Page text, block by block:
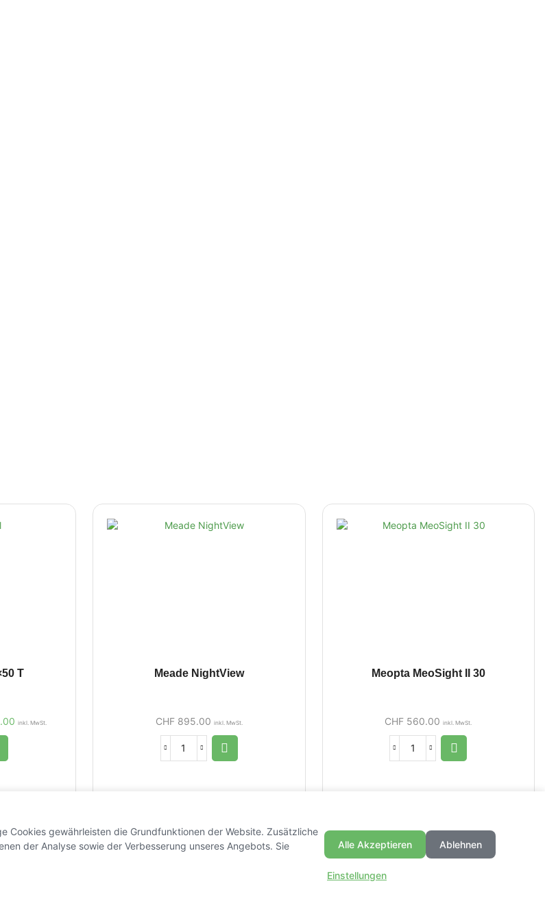
T
inkl. MwSt.
Meade NightView
CHF895.00 inkl. MwSt.
Meopta MeoSight II 30
CHF 560.00 inkl. MwSt.
Cookies gewährleisten die Grundfunktionen der Website. Zusätzliche
der Analyse sowie der Verbesserung unseres Angebots. Sie
Alle Akzeptieren Ablehnen
Einstellungen